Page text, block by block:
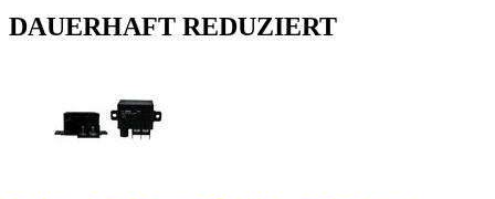
DAUERHAFT REDUZIERT